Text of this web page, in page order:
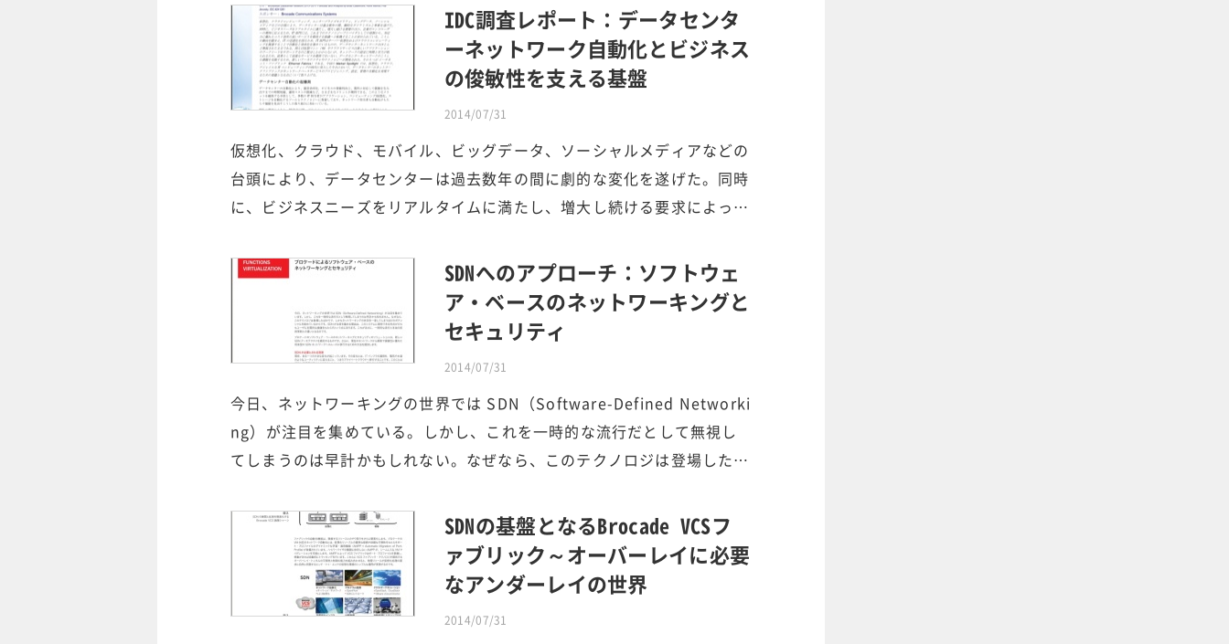
IDC調査レポート：データセンタ
ーネットワーク自動化とビジネス
の俊敏性を支える基盤
2014/07/31
仮想化、クラウド、モバイル、ビッグデータ、ソーシャルメディアなどの
台頭により、データセンターは過去数年の間に劇的な変化を遂げた。同時
に、ビジネスニーズをリアルタイムに満たし、増大し続ける要求によっ…
SDNへのアプローチ：ソフトウェ
ア・ベースのネットワーキングと
セキュリティ
2014/07/31
今日、ネットワーキングの世界では SDN（Software-Defined Networki
ng）が注目を集めている。しかし、これを一時的な流行だとして無視し
てしまうのは早計かもしれない。なぜなら、このテクノロジは登場した…
SDNの基盤となるBrocade VCSフ
ァブリック～オーバーレイに必要
なアンダーレイの世界
2014/07/31